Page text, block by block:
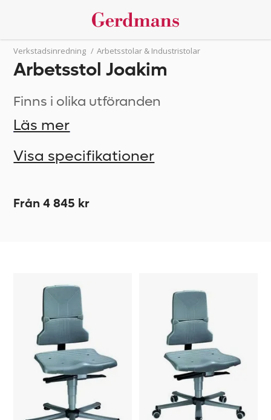
Verkstadsinredning / Arbetsstolar & Industristolar
Arbetsstol Joakim
Finns i olika utföranden
Läs mer
Visa specifikationer
Från 4 845 kr
Joakim,
permanentkontakt,
inställning
sitsvinkel,
stålrörsstativ,
glidfötter
permanentkontakt,
inställning
sitsvinkel,
stålrörsstativ,
hjul